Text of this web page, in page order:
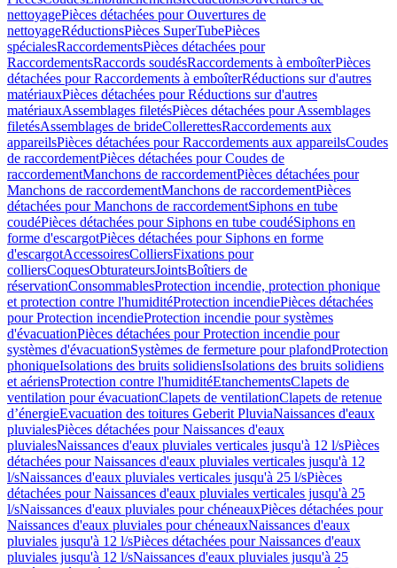
nettoyagePièces détachées pour Ouvertures de
nettoyageRéductionsPièces SuperTubePièces
spécialesRaccordementsPièces détachées pour
RaccordementsRaccords soudésRaccordements à emboîterPièces
détachées pour Raccordements à emboîterRéductions sur d'autres
matériauxPièces détachées pour Réductions sur d'autres
matériauxAssemblages filetésPièces détachées pour Assemblages
filetésAssemblages de brideCollerettesRaccordements aux
appareilsPièces détachées pour Raccordements aux appareilsCoudes
de raccordementPièces détachées pour Coudes de
raccordementManchons de raccordementPièces détachées pour
Manchons de raccordementManchons de raccordementPièces
détachées pour Manchons de raccordementSiphons en tube
coudéPièces détachées pour Siphons en tube coudéSiphons en
forme d'escargotPièces détachées pour Siphons en forme
d'escargotAccessoiresColliersFixations pour
colliersCoquesObturateursJointsBoîtiers de
réservationConsommablesProtection incendie, protection phonique
et protection contre l'humiditéProtection incendiePièces détachées
pour Protection incendieProtection incendie pour systèmes
d'évacuationPièces détachées pour Protection incendie pour
systèmes d'évacuationSystèmes de fermeture pour plafondProtection
phoniqueIsolations des bruits solidiensIsolations des bruits solidiens
et aériensProtection contre l'humiditéEtanchementsClapets de
ventilation pour évacuationClapets de ventilationClapets de retenue
d’énergieEvacuation des toitures Geberit PluviaNaissances d'eaux
pluvialesPièces détachées pour Naissances d'eaux
pluvialesNaissances d'eaux pluviales verticales jusqu'à 12 l/sPièces
détachées pour Naissances d'eaux pluviales verticales jusqu'à 12
l/sNaissances d'eaux pluviales verticales jusqu'à 25 l/sPièces
détachées pour Naissances d'eaux pluviales verticales jusqu'à 25
l/sNaissances d'eaux pluviales pour chéneauxPièces détachées pour
Naissances d'eaux pluviales pour chéneauxNaissances d'eaux
pluviales jusqu'à 12 l/sPièces détachées pour Naissances d'eaux
pluviales jusqu'à 12 l/sNaissances d'eaux pluviales jusqu'à 25